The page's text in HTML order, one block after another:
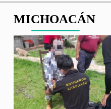
MICHOACÁN